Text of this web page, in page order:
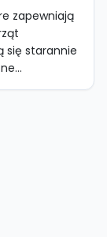
zapewniają
się starannie